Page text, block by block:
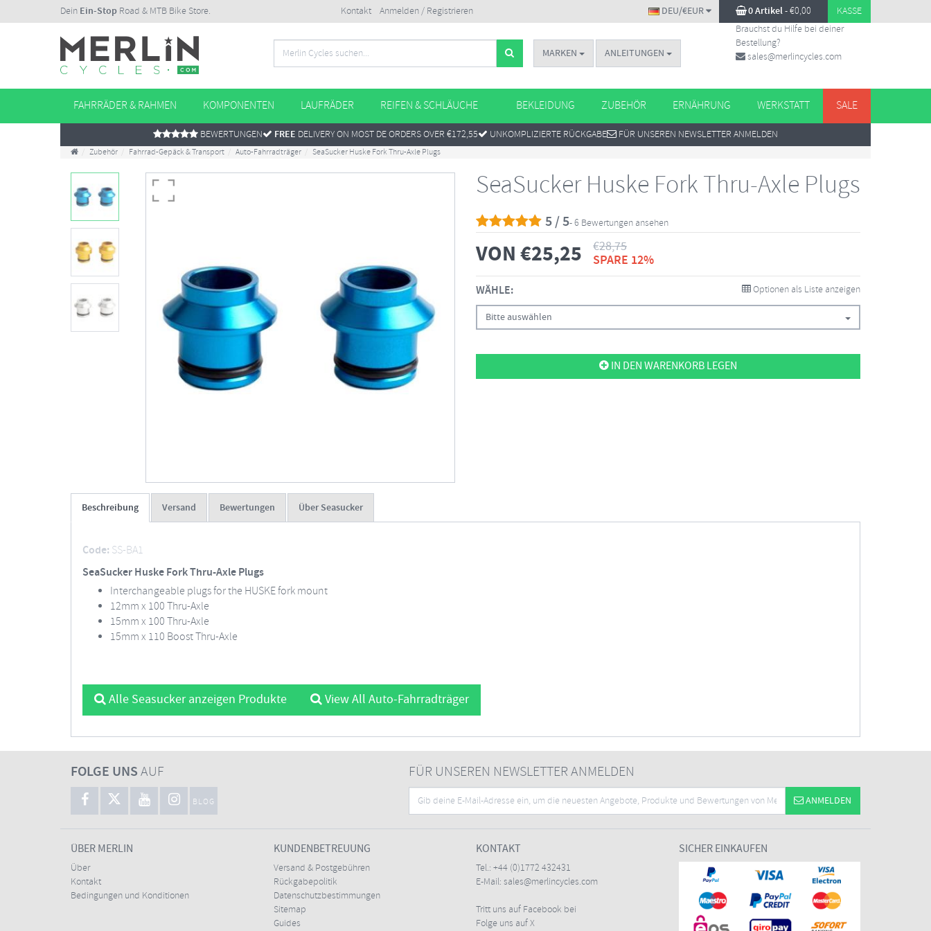
Dein Ein-Stop Road & MTB Bike Store. Kontakt Anmelden / Registrieren 0 Artikel-€0,00 KASSE
DEU/€EUR
MARKEN ANLEITUNGEN
Brauchst du Hilfe bei deiner
Bestellung?
sales@merlincycles.com
FAHRRÄDER & RAHMEN KOMPONENTEN LAUFRÄDER REIFEN & SCHLÄUCHE BEKLEIDUNG ZUBEHÖR ERNÄHRUNG WERKSTATT SALE
BEWERTUNGEN FREE DELIVERY ON MOST DE ORDERS OVER €172,55 UNKOMPLIZIERTE RÜCKGABE FÜR UNSEREN NEWSLETTER ANMELDEN
Zubehör Fahrrad-Gepäck & Transport Auto-Fahrradträger SeaSucker Huske Fork Thru-Axle Plugs
SeaSucker Huske Fork Thru-Axle Plugs
5 / 5- 6 Bewertungen ansehen
VON €25,25 €28,75
SPARE 12%
WÄHLE: Optionen als Liste anzeigen
Bitte auswählen
IN DEN WARENKORB LEGEN
Beschreibung Versand Bewertungen Über Seasucker
Code: SS-BA1
SeaSucker Huske Fork Thru-Axle Plugs
Interchangeable plugs for the HUSKE fork mount
12mm x 100 Thru-Axle
15mm x 100 Thru-Axle
15mm x 110 Boost Thru-Axle
Alle Seasucker anzeigen Produkte View All Auto-Fahrradträger
FOLGE UNSAUF
BLOG
FÜR UNSEREN NEWSLETTER ANMELDEN
ANMELDEN
ÜBER MERLIN
Über
Kontakt
Bedingungen und Konditionen
KUNDENBETREUUNG
Versand & Postgebühren
Rückgabepolitik
Datenschutzbestimmungen
Sitemap
Guides
KONTAKT
Tel.: +44 (0)1772 432431
E-Mail: sales@merlincycles.com
Tritt uns auf Facebook bei
Folge uns auf X
SICHER EINKAUFEN